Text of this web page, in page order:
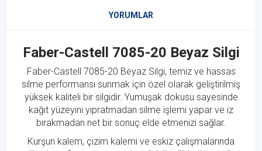
YORUMLAR
Faber-Castell 7085-20 Beyaz Silgi
Faber-Castell 7085-20 Beyaz Silgi, temiz ve hassas
silme performansı sunmak için özel olarak geliştirilmiş
yüksek kaliteli bir silgidir. Yumuşak dokusu sayesinde
kağıt yüzeyini yıpratmadan silme işlemi yapar ve iz
bırakmadan net bir sonuç elde etmenizi sağlar.
Kurşun kalem, çizim kalemi ve eskiz çalışmalarında